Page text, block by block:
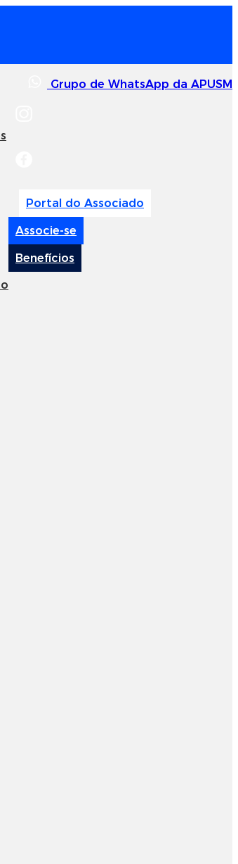
Grupo de WhatsApp da APUSM
Portal do Associado
Associe-se
Benefícios